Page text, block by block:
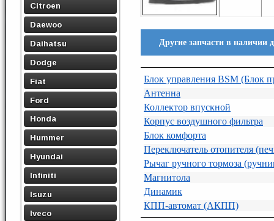
Citroen
Daewoo
Daihatsu
Dodge
Fiat
Ford
Honda
Hummer
Hyundai
Infiniti
Isuzu
Iveco
Другие запчасти в наличии
Блок управления BSM (Блок
Антенна
Коллектор впускной
Корпус воздушного фильтра
Блок комфорта
Переключатель отопителя
Рычаг ручного тормоза
Магнитола
Динамик
КПП-автомат (АКПП)